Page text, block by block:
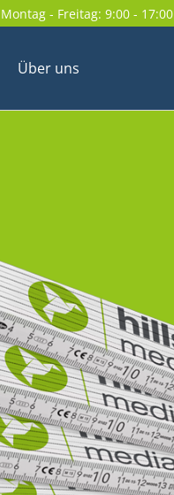
Montag - Freitag: 9:00 - 17:00
Über uns